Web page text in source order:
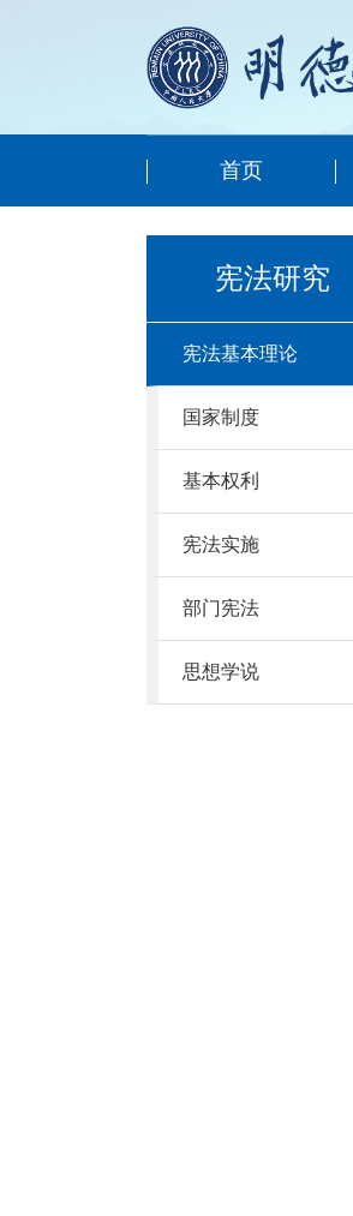
首页
宪法研究
宪法基本理论
国家制度
基本权利
宪法实施
部门宪法
思想学说